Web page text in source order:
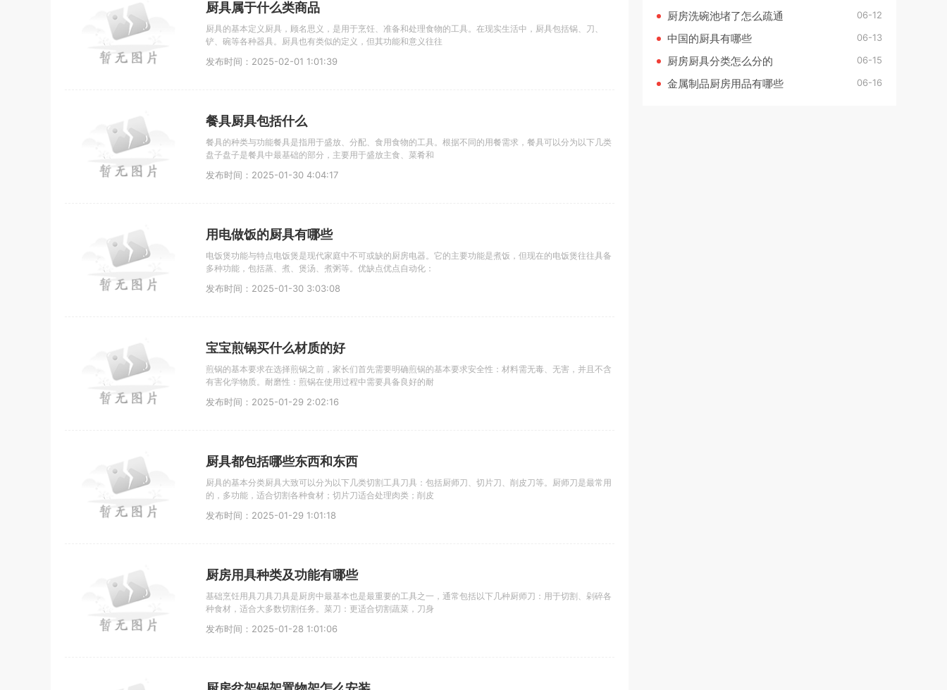
厨具属于什么类商品
厨具的基本定义厨具，顾名思义，是用于烹饪、准备和处理食物的工具。在现实生活中，厨具包括锅、刀、
铲、碗等各种器具。厨具也有类似的定义，但其功能和意义往往
发布时间：2025-02-01 1:01:39
餐具厨具包括什么
餐具的种类与功能餐具是指用于盛放、分配、食用食物的工具。根据不同的用餐需求，餐具可以分为以下几类
盘子盘子是餐具中最基础的部分，主要用于盛放主食、菜肴和
发布时间：2025-01-30 4:04:17
用电做饭的厨具有哪些
电饭煲功能与特点电饭煲是现代家庭中不可或缺的厨房电器。它的主要功能是煮饭，但现在的电饭煲往往具备
多种功能，包括蒸、煮、煲汤、煮粥等。优缺点优点自动化：
发布时间：2025-01-30 3:03:08
宝宝煎锅买什么材质的好
煎锅的基本要求在选择煎锅之前，家长们首先需要明确煎锅的基本要求安全性：材料需无毒、无害，并且不含
有害化学物质。耐磨性：煎锅在使用过程中需要具备良好的耐
发布时间：2025-01-29 2:02:16
厨具都包括哪些东西和东西
厨具的基本分类厨具大致可以分为以下几类切割工具刀具：包括厨师刀、切片刀、削皮刀等。厨师刀是最常用
的，多功能，适合切割各种食材；切片刀适合处理肉类；削皮
发布时间：2025-01-29 1:01:18
厨房用具种类及功能有哪些
基础烹饪用具刀具刀具是厨房中最基本也是最重要的工具之一，通常包括以下几种厨师刀：用于切割、剁碎各
种食材，适合大多数切割任务。菜刀：更适合切割蔬菜，刀身
发布时间：2025-01-28 1:01:06
厨房洗碗池堵了怎么疏通 06-12
中国的厨具有哪些 06-13
厨房厨具分类怎么分的 06-15
金属制品厨房用品有哪些 06-16